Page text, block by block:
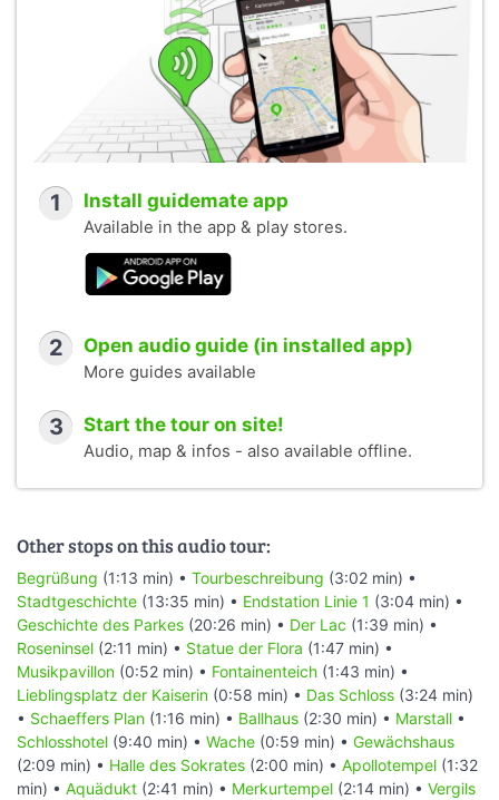
1 Install guidemate app
Available in the app & play stores.
2 Open audio guide (in installed app)
More guides available
3 Start the tour on site!
Audio, map & infos - also available offline.
Other stops on this audio tour:
Begrüßung (1:13 min) • Tourbeschreibung (3:02 min) •
Stadtgeschichte (13:35 min) • Endstation Linie 1 (3:04 min) •
Geschichte des Parkes (20:26 min) • Der Lac (1:39 min) •
Roseninsel (2:11 min) • Statue der Flora (1:47 min) •
Musikpavillon (0:52 min) • Fontainenteich (1:43 min) •
Lieblingsplatz der Kaiserin (0:58 min) • Das Schloss (3:24 min)
• Schaeffers Plan (1:16 min) • Ballhaus (2:30 min) • Marstall •
Schlosshotel (9:40 min) • Wache (0:59 min) • Gewächshaus
(2:09 min) • Halle des Sokrates (2:00 min) • Apollotempel (1:32
min) • Aquädukt (2:41 min) • Merkurtempel (2:14 min) • Vergils